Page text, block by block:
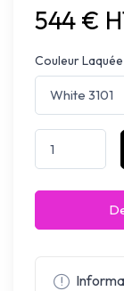
544 €
Couleur Laquée